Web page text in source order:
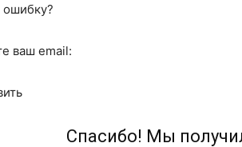
ваш email:
Спасибо! Мы